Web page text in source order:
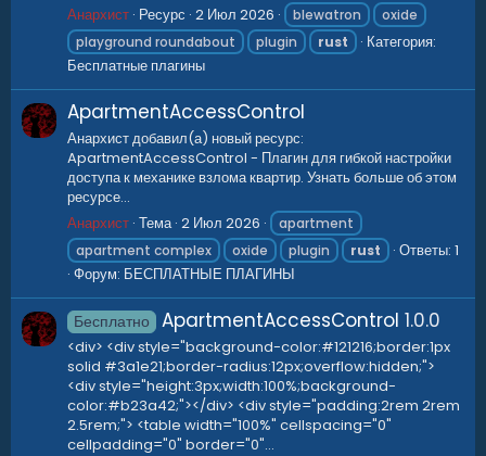
Анархист Ресурс 2 Июл 2026 blewatron
oxide
playground roundabout
plugin rust
Категория:
Бесплатные плагины
ApartmentAccessControl
Анархист добавил(а) новый ресурс:
ApartmentAccessControl - Плагин для гибкой настройки
доступа к механике взлома квартир. Узнать больше об этом
ресурсе...
Анархист Тема 2 Июл 2026
apartment
apartment complex
oxide plugin rust
Ответы: 1
Форум: БЕСПЛАТНЫЕ ПЛАГИНЫ
Бесплатно ApartmentAccessControl 1.0.0
<div> <div style="background-color:#121216;border:1px
solid #3a1e21;border-radius:12px;overflow:hidden;">
<div style="height:3px;width:100%;background-
color:#b23a42;"></div> <div style="padding:2rem 2rem
2.5rem;"> <table width="100%" cellspacing="0"
cellpadding="0" border="0"...